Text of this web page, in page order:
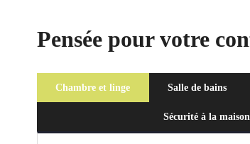
Pensée pour votre
Chambre et linge Salle de bains
Sécurité à la maison